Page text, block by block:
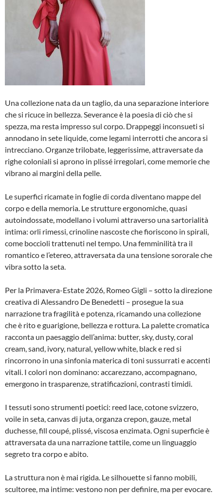
Una collezione nata da un taglio, da una separazione interiore
che si ricuce in bellezza. Severance è la poesia di ciò che si
spezza, ma resta impresso sul corpo. Drappeggi inconsueti si
annodano in sete liquide, come legami interrotti che ancora si
intrecciano. Organze trilobate, leggerissime, attraversate da
righe coloniali si aprono in plissé irregolari, come memorie che
vibrano ai margini della pelle.
Le superfici ricamate in foglie di corda diventano mappe del
corpo e della memoria. Le strutture ergonomiche, quasi
autoindossate, modellano i volumi attraverso una sartorialità
intima: orli rimessi, crinoline nascoste che fioriscono in spirali,
come boccioli trattenuti nel tempo. Una femminilità tra il
romantico e l’etereo, attraversata da una tensione sororale che
vibra sotto la seta.
Per la Primavera-Estate 2026, Romeo Gigli – sotto la direzione
creativa di Alessandro De Benedetti – prosegue la sua
narrazione tra fragilità e potenza, ricamando una collezione
che è rito e guarigione, bellezza e rottura. La palette cromatica
racconta un paesaggio dell’anima: butter, sky, dusty, coral
cream, sand, ivory, natural, yellow white, black e red si
rincorrono in una sinfonia materica di toni sussurrati e accenti
vitali. I colori non dominano: accarezzano, accompagnano,
emergono in trasparenze, stratificazioni, contrasti timidi.
I tessuti sono strumenti poetici: reed lace, cotone svizzero,
voile in seta, canvas di juta, organza crepon, gauze, metal
duchesse, fill coupé, plissé, viscosa enzimata. Ogni superficie è
attraversata da una narrazione tattile, come un linguaggio
segreto tra corpo e abito.
La struttura non è mai rigida. Le silhouette si fanno mobili,
scultoree, ma intime: vestono non per definire, ma per evocare.